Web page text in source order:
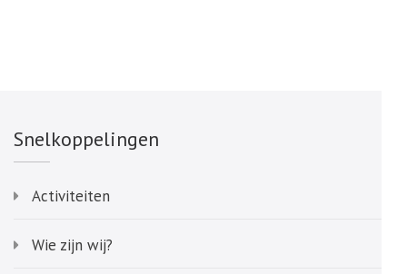
Snelkoppelingen
Activiteiten
Wie zijn wij?